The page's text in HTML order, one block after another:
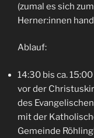
(zumal es sich
Herner:innen
Ablauf:
14:30 bis ca.
vor der
des
mit der
Gemeinde